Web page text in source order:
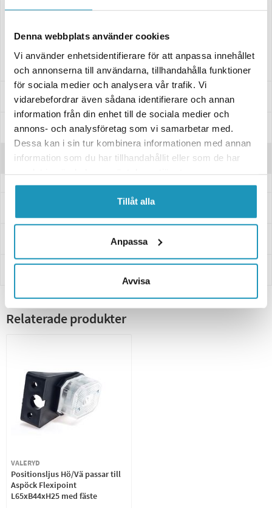
Denna webbplats använder cookies
Vi använder enhetsidentifierare för att anpassa innehållet
och annonserna till användarna, tillhandahålla funktioner
för sociala medier och analysera vår trafik. Vi
vidarebefordrar även sådana identifierare och annan
information från din enhet till de sociala medier och
annons- och analysföretag som vi samarbetar med.
Dessa kan i sin tur kombinera informationen med annan
information som du har tillhandahållit eller som de har
Tillåt alla
Anpassa
Avvisa
positionsljus L65xB44xH25(till 3150012)
Endast glas ej baklampa.
Specifikationer
Manualer & Guider
Recensioner
Leverans- & Returinformation
Relaterade produkter
VALERYD
Positionsljus Hö/Vä passar till
Aspöck Flexipoint
L65xB44xH25 med fäste